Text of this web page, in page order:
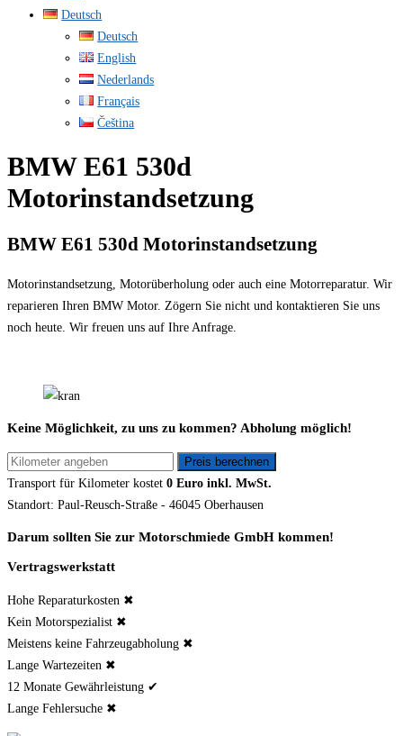
Deutsch
Deutsch
English
Nederlands
Français
Čeština
BMW E61 530d
Motorinstandsetzung
BMW E61 530d Motorinstandsetzung
Motorinstandsetzung, Motorüberholung oder auch eine Motorreparatur. Wir
reparieren Ihren BMW Motor. Zögern Sie nicht und kontaktieren Sie uns
noch heute. Wir freuen uns auf Ihre Anfrage.
Keine Möglichkeit, zu uns zu kommen? Abholung möglich!
Transport für Kilometer kostet 0 Euro inkl. MwSt.
Standort: Paul-Reusch-Straße - 46045 Oberhausen
Darum sollten Sie zur Motorschmiede GmbH kommen!
Vertragswerkstatt
Hohe Reparaturkosten ✖
Kein Motorspezialist ✖
Meistens keine Fahrzeugabholung ✖
Lange Wartezeiten ✖
12 Monate Gewährleistung ✔
Lange Fehlersuche ✖